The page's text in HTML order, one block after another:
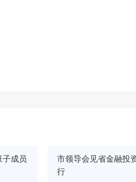
子成员
市领导会见省金融投
行